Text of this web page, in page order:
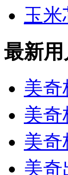
玉米
最新用
美
美
美
美